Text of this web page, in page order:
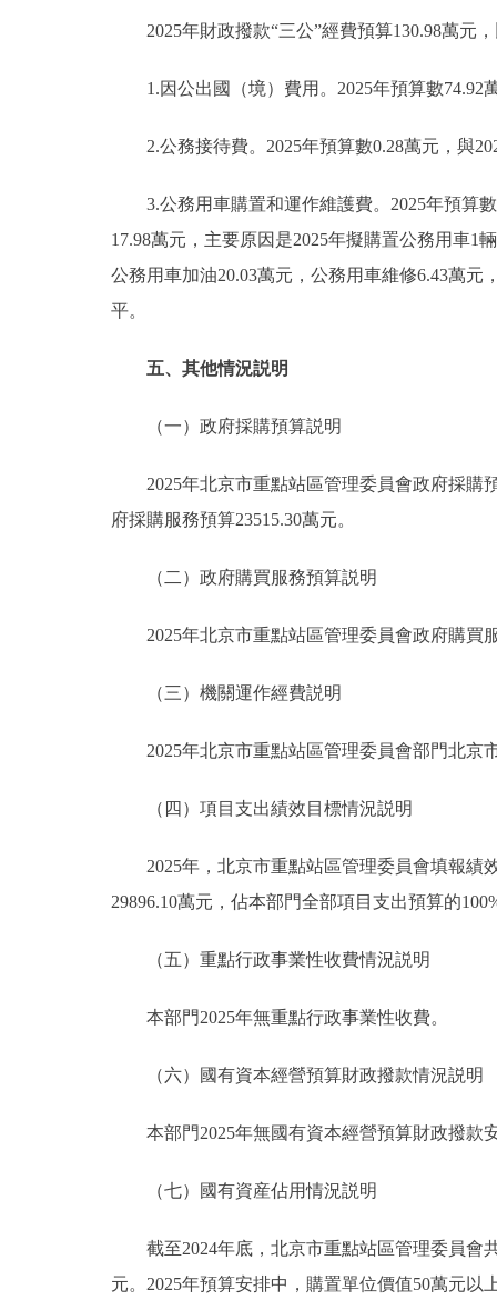
2025年財政撥款“三公”經費預算130.98萬元，
1.因公出國（境）費用。2025年預算數74.92
2.公務接待費。2025年預算數0.28萬元，與
3.公務用車購置和運作維護費。2025年預算數
17.98萬元，主要原因是2025年擬購置公務用車1
公務用車加油20.03萬元，公務用車維修6.43萬元
平。
五、其他情況説明
（一）政府採購預算説明
2025年北京市重點站區管理委員會政府採購預
府採購服務預算23515.30萬元。
（二）政府購買服務預算説明
2025年北京市重點站區管理委員會政府購買
（三）機關運作經費説明
2025年北京市重點站區管理委員會部門北京市
（四）項目支出績效目標情況説明
2025年，北京市重點站區管理委員會填報績效
29896.10萬元，佔本部門全部項目支出預算的
（五）重點行政事業性收費情況説明
本部門2025年無重點行政事業性收費。
（六）國有資本經營預算財政撥款情況説明
本部門2025年無國有資本經營預算財政撥款
（七）國有資産佔用情況説明
截至2024年底，北京市重點站區管理委員會共
元。2025年預算安排中，購置單位價值50萬元以